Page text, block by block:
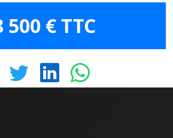
500 € TTC